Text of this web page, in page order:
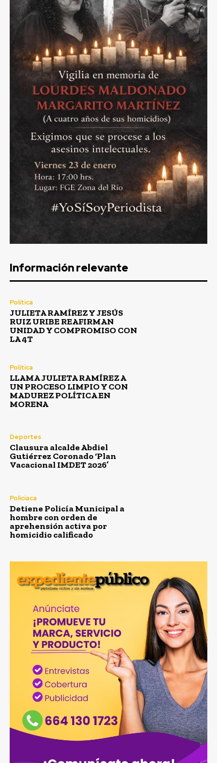
Información relevante
Política
JULIETA RAMÍREZ Y JESÚS
RUIZ URIBE REAFIRMAN
UNIDAD Y COMPROMISO CON
LA 4T
Política
LLAMA JULIETA RAMÍREZ A
UN PROCESO LIMPIO Y CON
MADUREZ POLÍTICA EN
MORENA
Deportes
Clausura alcalde Abdiel
Gutiérrez Coronado ‘Plan
Vacacional IMDET 2026’
Policiaca
Detiene Policía Municipal a
hombre con orden de
aprehensión activa por
homicidio calificado